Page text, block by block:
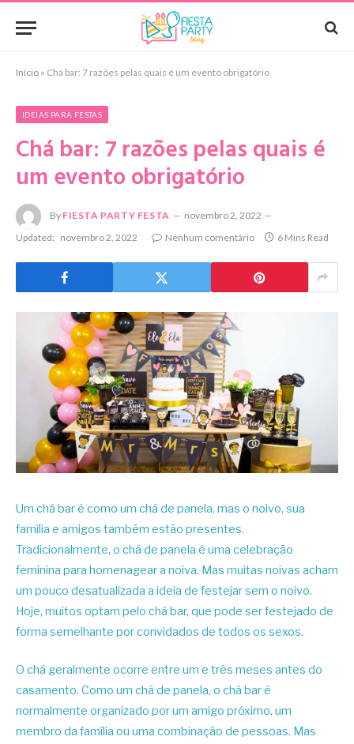
Início » Chá bar: 7 razões pelas quais é um evento obrigatório
IDEIAS PARA FESTAS
Chá bar: 7 razões pelas quais é
um evento obrigatório
By FIESTA PARTY FESTA
novembro 2, 2022
Updated: novembro 2, 2022 Nenhum comentário 6 Mins Read
Um chá bar é como um chá de panela, mas o noivo, sua
família e amigos também estão presentes.
Tradicionalmente, o chá de panela é uma celebração
feminina para homenagear a noiva. Mas muitas noivas acham
um pouco desatualizada a ideia de festejar sem o noivo.
Hoje, muitos optam pelo chá bar, que pode ser festejado de
forma semelhante por convidados de todos os sexos.
O chá geralmente ocorre entre um e três meses antes do
casamento. Como um chá de panela, o chá bar é
normalmente organizado por um amigo próximo, um
membro da família ou uma combinação de pessoas. Mas